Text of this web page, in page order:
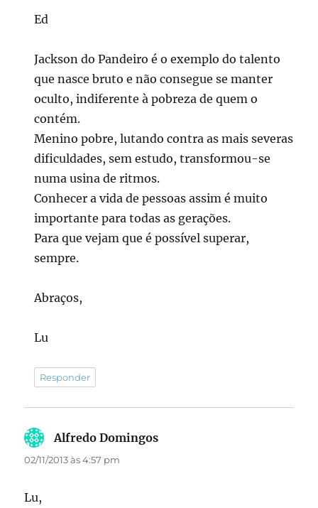
Ed
Jackson do Pandeiro é o exemplo do talento
que nasce bruto e não consegue se manter
oculto, indiferente à pobreza de quem o
contém.
Menino pobre, lutando contra as mais severas
dificuldades, sem estudo, transformou-se
numa usina de ritmos.
Conhecer a vida de pessoas assim é muito
importante para todas as gerações.
Para que vejam que é possível superar,
sempre.
Abraços,
Lu
Responder
Alfredo Domingos
02/11/2013 às 4:57 pm
Lu,